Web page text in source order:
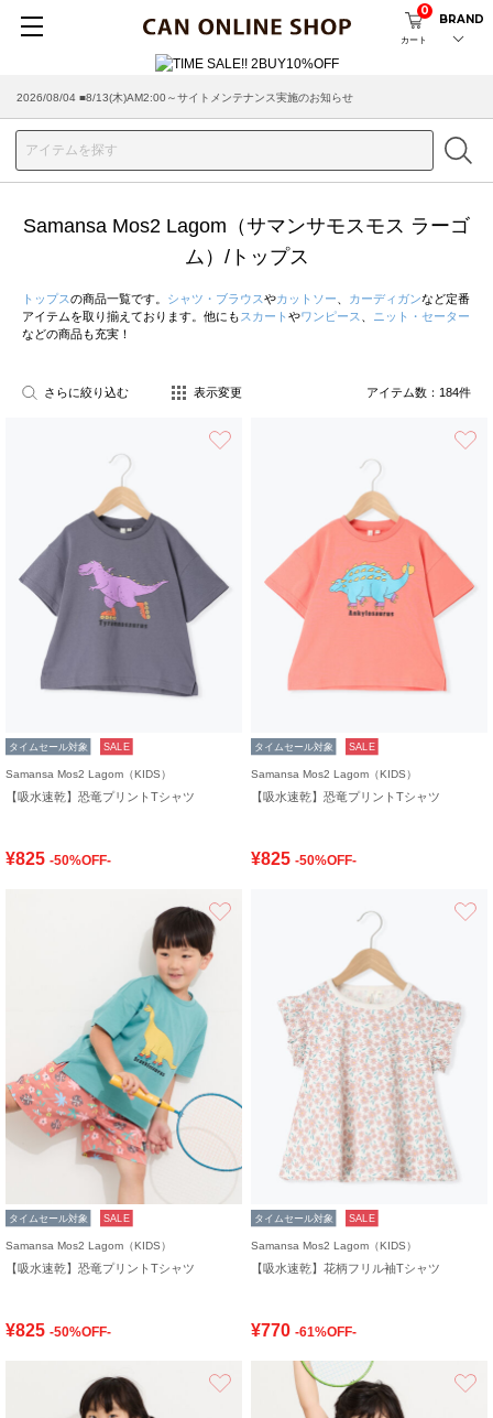
カート
0
BRAND
2026/07/29 ■【お知らせ】ヤマト運輸の配送遅延・停止について
Samansa Mos2 Lagom（サマンサモスモス ラーゴ
ム）/トップス
トップスの商品一覧です。 シャツ・ブラウスやカットソー カーディガンなど定番
アイテムを取り揃えております。他にも スカート やワンピース
ニット・セーター
などの商品も充実！
さらに絞り込む 表示変更 アイテム数： 184件
タイムセール対象 SALE
Samansa Mos2 Lagom（KIDS）
【吸水速乾】恐竜プリントTシャツ
¥825 -50%OFF-
タイムセール対象 SALE
Samansa Mos2 Lagom（KIDS）
【吸水速乾】恐竜プリントTシャツ
¥825 -50%OFF-
タイムセール対象 SALE
Samansa Mos2 Lagom（KIDS）
【吸水速乾】恐竜プリントTシャツ
¥825 -50%OFF-
タイムセール対象 SALE
Samansa Mos2 Lagom（KIDS）
【吸水速乾】花柄フリル袖Tシャツ
¥770 -61%OFF-
お気に入り